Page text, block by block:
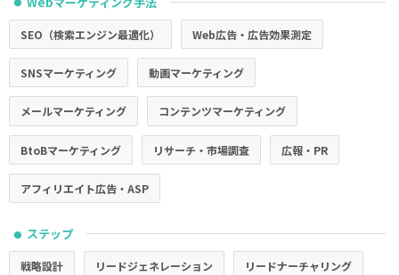
SEO（検索エンジン最適化） Web広告・広告効果測定
SNSマーケティング 動画マーケティング
メールマーケティング コンテンツマーケティング
BtoBマーケティング リサーチ・市場調査 広報・PR
アフィリエイト広告・ASP
● ステップ
戦略設計 リードジェネレーション リードナーチャリング